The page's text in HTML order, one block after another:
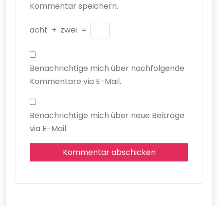
Kommentar speichern.
acht + zwei =
Benachrichtige mich über nachfolgende
Kommentare via E-Mail.
Benachrichtige mich über neue Beiträge
via E-Mail.